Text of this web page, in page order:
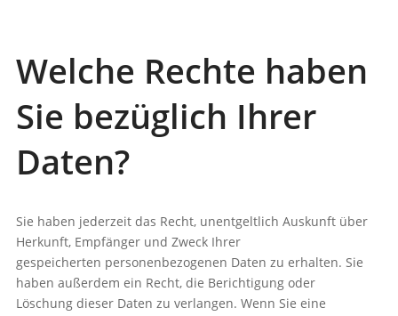
Welche Rechte haben
Sie bezüglich Ihrer
Daten?
Sie haben jederzeit das Recht, unentgeltlich Auskunft über
Herkunft, Empfänger und Zweck Ihrer
gespeicherten personenbezogenen Daten zu erhalten. Sie
haben außerdem ein Recht, die Berichtigung oder
Löschung dieser Daten zu verlangen. Wenn Sie eine